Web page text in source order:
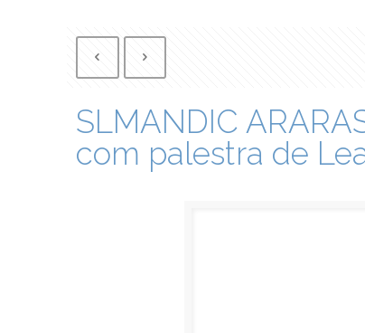
SLMANDIC
com palestra de